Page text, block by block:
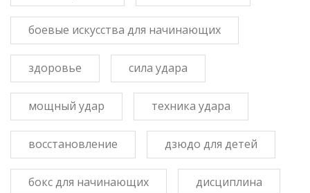
боевые искусства для начинающих
здоровье сила удара
мощный удар техника удара
восстановление дзюдо для детей
бокс для начинающих дисциплина